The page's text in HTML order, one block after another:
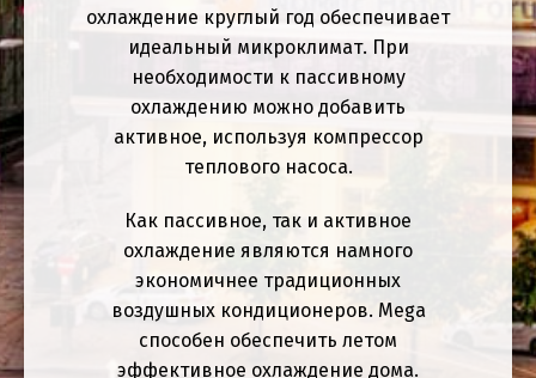
охлаждение круглый год обеспечивает
идеальный микроклимат. При
необходимости к пассивному
охлаждению можно добавить
активное, используя компрессор
теплового насоса.
Как пассивное, так и активное
охлаждение являются намного
экономичнее традиционных
воздушных кондиционеров. Mega
способен обеспечить летом
эффективное охлаждение дома.